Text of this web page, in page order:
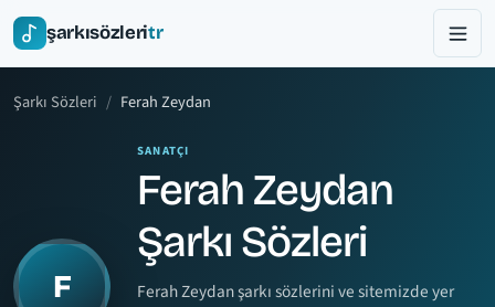
şarkısözleritr
Şarkı Sözleri Ferah Zeydan
F
SANATÇI
Ferah Zeydan
Şarkı Sözleri
Ferah Zeydan şarkı sözlerini ve sitemizde yer